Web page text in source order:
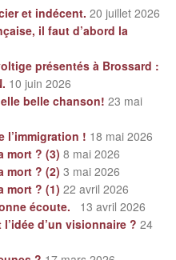
et indécent. 20 juillet 2026
il faut d’abord la
présentés à Brossard :
10 juin 2026
belle chanson! 23 mai
l’immigration ! 18 mai 2026
mort ? (3) 8 mai 2026
mort ? (2) 3 mai 2026
mort ? (1) 22 avril 2026
écoute.
13 avril 2026
d’un visionnaire ? 24